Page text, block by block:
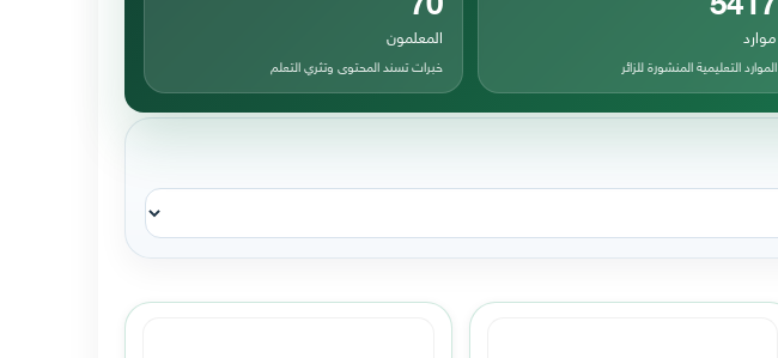
موارد
الموارد التعليمية المنشورة للزائر
المعلمون
خبرات تسند المحتوى وتثري التعلم